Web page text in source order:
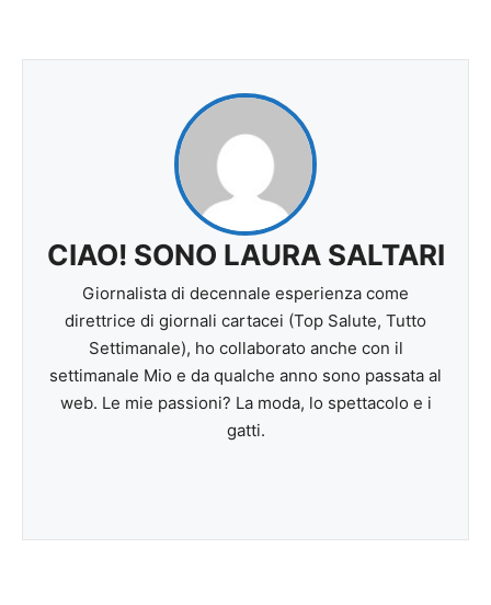
CIAO! SONO LAURA SALTARI
Giornalista di decennale esperienza come
direttrice di giornali cartacei (Top Salute, Tutto
Settimanale), ho collaborato anche con il
settimanale Mio e da qualche anno sono passata al
web. Le mie passioni? La moda, lo spettacolo e i
gatti.